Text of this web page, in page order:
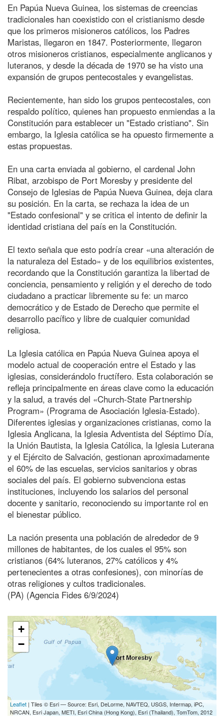
En Papúa Nueva Guinea, los sistemas de creencias
tradicionales han coexistido con el cristianismo desde
que los primeros misioneros católicos, los Padres
Maristas, llegaron en 1847. Posteriormente, llegaron
otros misioneros cristianos, especialmente anglicanos y
luteranos, y desde la década de 1970 se ha visto una
expansión de grupos pentecostales y evangelistas.
Recientemente, han sido los grupos pentecostales, con
respaldo político, quienes han propuesto enmiendas a la
Constitución para establecer un "Estado cristiano". Sin
embargo, la Iglesia católica se ha opuesto firmemente a
estas propuestas.
En una carta enviada al gobierno, el cardenal John
Ribat, arzobispo de Port Moresby y presidente del
Consejo de Iglesias de Papúa Nueva Guinea, deja clara
su posición. En la carta, se rechaza la idea de un
"Estado confesional" y se critica el intento de definir la
identidad cristiana del país en la Constitución.
El texto señala que esto podría crear «una alteración de
la naturaleza del Estado» y de los equilibrios existentes,
recordando que la Constitución garantiza la libertad de
conciencia, pensamiento y religión y el derecho de todo
ciudadano a practicar libremente su fe: un marco
democrático y de Estado de Derecho que permite el
desarrollo pacífico y libre de cualquier comunidad
religiosa.
La Iglesia católica en Papúa Nueva Guinea apoya el
modelo actual de cooperación entre el Estado y las
iglesias, considerándolo fructífero. Esta colaboración se
refleja principalmente en áreas clave como la educación
y la salud, a través del «Church-State Partnership
Program» (Programa de Asociación Iglesia-Estado).
Diferentes iglesias y organizaciones cristianas, como la
Iglesia Anglicana, la Iglesia Adventista del Séptimo Día,
la Unión Bautista, la Iglesia Católica, la Iglesia Luterana
y el Ejército de Salvación, gestionan aproximadamente
el 60% de las escuelas, servicios sanitarios y obras
sociales del país. El gobierno subvenciona estas
instituciones, incluyendo los salarios del personal
docente y sanitario, reconociendo su importante rol en
el bienestar público.
La nación presenta una población de alrededor de 9
millones de habitantes, de los cuales el 95% son
cristianos (64% luteranos, 27% católicos y 4%
pertenecientes a otras confesiones), con minorías de
otras religiones y cultos tradicionales.
(PA) (Agencia Fides 6/9/2024)
+
−
Leaflet | Tiles © Esri — Source: Esri, DeLorme, NAVTEQ, USGS, Intermap, iPC,
NRCAN, Esri Japan, METI, Esri China (Hong Kong), Esri (Thailand), TomTom, 2012